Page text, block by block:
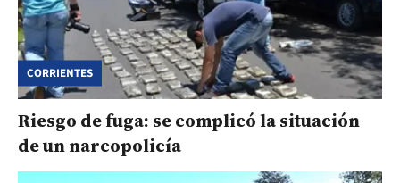
CORRIENTES
Riesgo de fuga: se complicó la situación
de un narcopolicía